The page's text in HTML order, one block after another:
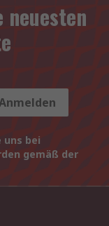
neuesten
uns bei
gemäß der